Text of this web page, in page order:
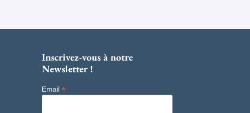
Inscrivez-vous à notre
Newsletter !
Email *